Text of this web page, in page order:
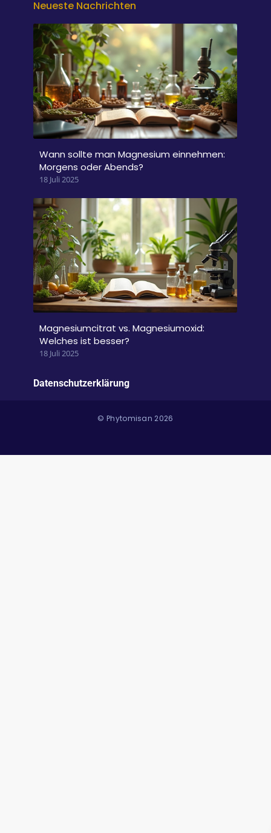
Neueste Nachrichten
Wann sollte man Magnesium einnehmen:
Morgens oder Abends?
18 Juli 2025
Magnesiumcitrat vs. Magnesiumoxid:
Welches ist besser?
18 Juli 2025
Datenschutzerklärung
© Phytomisan 2026